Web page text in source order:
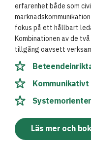
erfarenhet både som
fokus på ett hållbart
Kombinationen av de
tillgång oavsett
Läs mer och